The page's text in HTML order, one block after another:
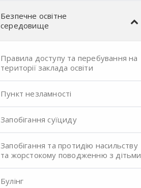
Безпечне освітне
середовище
Правила доступу та перебування на
території заклада освіти
Пункт незламності
Запобігання суїциду
Запобігання та протидію насильству
та жорстокому поводженню з дітьми
Булінг